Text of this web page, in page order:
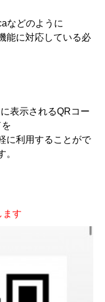
などのように
能に対応している必
表示されるQRコー
に利用することがで
。
ます